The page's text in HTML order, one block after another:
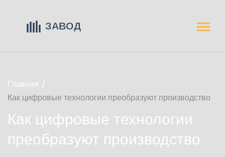
Главная
Как цифровые технологии преобразуют производство
Как цифровые технологии
преобразуют производство